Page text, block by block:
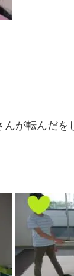
が転んだを